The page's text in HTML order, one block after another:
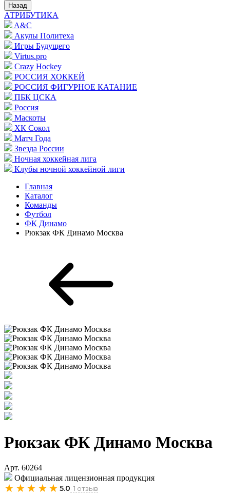
Назад
АТРИБУТИКА
A&C
Акулы Политеха
Игры Будущего
Virtus.pro
Crazy Hockey
РОССИЯ ХОККЕЙ
РОССИЯ ФИГУРНОЕ КАТАНИЕ
ПБК ЦСКА
Россия
Маскоты
ХК Сокол
Матч Года
Звезда России
Ночная хоккейная лига
Клубы ночной хоккейной лиги
Главная
Каталог
Команды
Футбол
ФК Динамо
Рюкзак ФК Динамо Москва
Рюкзак ФК Динамо Москва
Арт. 60264
Официальная лицензионная продукция
★★★★★ 5.0· 1 отзыв